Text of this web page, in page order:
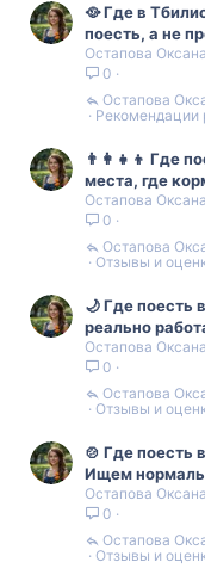
🥘 Где в
поесть, а не
Остапова Оксана
0
Рекомендации
Остапова
👨‍👩‍👧‍👦 Где
места, где
Остапова Оксана
0
Отзывы и
Остапова
🌙 Где поесть
реально
Остапова Оксана
0
Отзывы и
Остапова
🍲 Где поесть
Ищем
Остапова Оксана
0
Отзывы и
Остапова